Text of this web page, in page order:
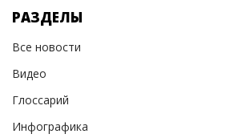
РАЗДЕЛЫ
Все новости
Видео
Глоссарий
Инфографика